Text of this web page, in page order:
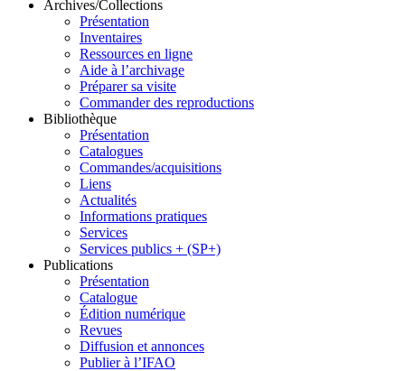
Archives/Collections
Présentation
Inventaires
Ressources en ligne
Aide à l’archivage
Préparer sa visite
Commander des reproductions
Bibliothèque
Présentation
Catalogues
Commandes/acquisitions
Liens
Actualités
Informations pratiques
Services
Services publics + (SP+)
Publications
Présentation
Catalogue
Édition numérique
Revues
Diffusion et annonces
Publier à l’IFAO